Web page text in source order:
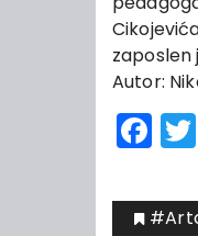
zaposlen
Autor: